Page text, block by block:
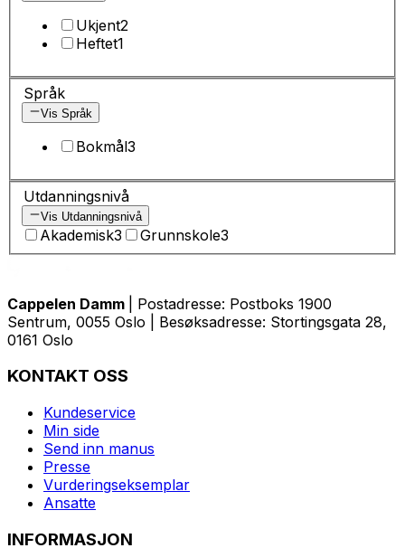
Ukjent2
Heftet1
Språk
Vis Språk
Bokmål3
Utdanningsnivå
Vis Utdanningsnivå
Akademisk3 Grunnskole3
Cappelen Damm
| Postadresse: Postboks 1900
Sentrum, 0055 Oslo | Besøksadresse: Stortingsgata 28,
0161 Oslo
KONTAKT OSS
Kundeservice
Min side
Send inn manus
Presse
Vurderingseksemplar
Ansatte
INFORMASJON